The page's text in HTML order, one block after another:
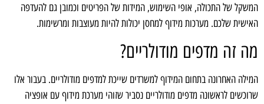
המשקל של התכולה, אופי השימוש, המידות של הפריטים וכמובן גם להעדפה
האישית שלכם. מערכות מידוף למחסן יכולות להיות מעוצבות ומרשימות.
מה זה מדפים מודולריים?
המילה האחרונה בתחום המידוף למשרדים שייכת למדפים מודולריים. בעבור אלו
שרוכשים לראשונה מדפים מודולריים נסביר שזוהי מערכת מידוף עם אופציה